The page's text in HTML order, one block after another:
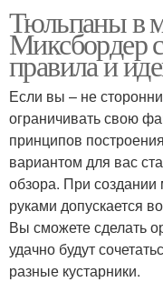
Тюльпаны в
Миксбордер
правила и
Если вы – не
ограничивать свою
принципов
вариантом для вас
обзора. При
руками допускается
Вы сможете сделать
удачно будут
разные кустарники.